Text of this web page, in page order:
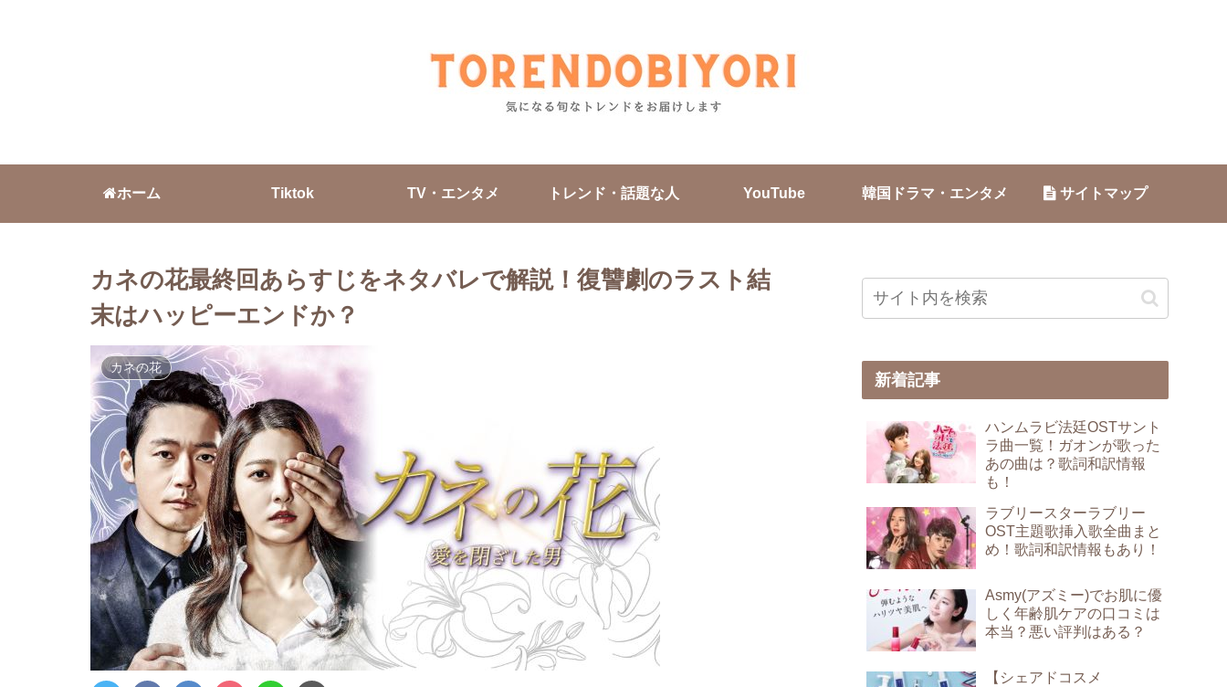
ホーム Tiktok TV・エンタメ トレンド・話題な人 YouTube 韓国ドラマ・エンタメ サイトマップ
カネの花最終回あらすじをネタバレで解説！復讐劇のラスト結
末はハッピーエンドか？
カネの花
新着記事
ハンムラビ法廷OSTサント
ラ曲一覧！ガオンが歌った
あの曲は？歌詞和訳情報
も！
ラブリースターラブリー
OST主題歌挿入歌全曲まと
め！歌詞和訳情報もあり！
Asmy(アズミー)でお肌に優
しく年齢肌ケアの口コミは
本当？悪い評判はある？
【シェアドコスメ